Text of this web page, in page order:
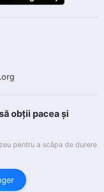
obții pacea și
pentru a scăpa de durere